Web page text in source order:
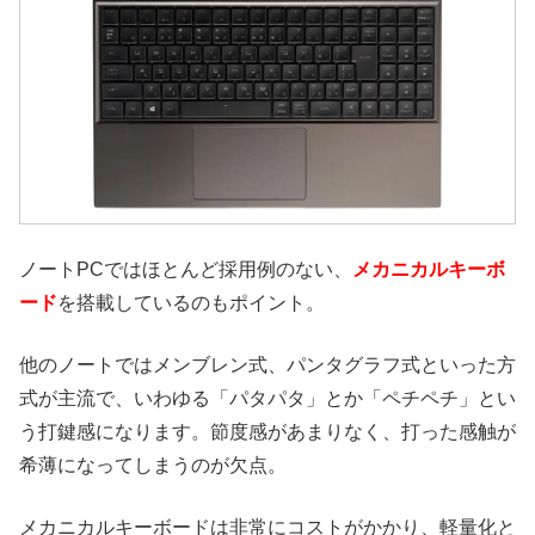
ノートPCではほとんど採用例のない、
メカニカルキーボ
ードを搭載しているのもポイント。
他のノートではメンブレン式、パンタグラフ式といった方
式が主流で、いわゆる「パタパタ」とか「ペチペチ」とい
う打鍵感になります。節度感があまりなく、打った感触が
希薄になってしまうのが欠点。
メカニカルキーボードは非常にコストがかかり、軽量化と